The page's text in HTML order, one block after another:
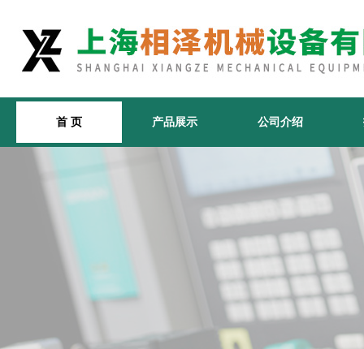
首 页 产品展示 公司介绍